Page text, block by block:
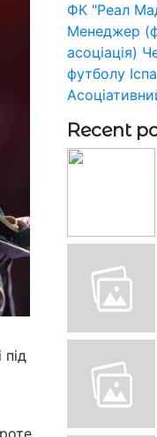
ФК "Реал
Менеджер
асоціація)
футболу
Recent